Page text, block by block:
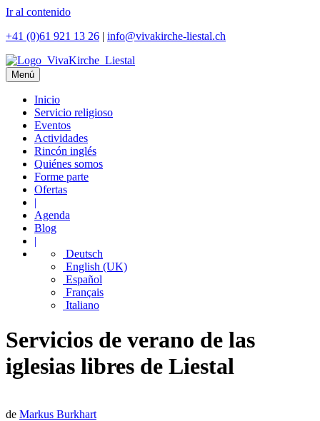
Ir al contenido
+41 (0)61 921 13 26 | info@vivakirche-liestal.ch
Menú
Inicio
Servicio religioso
Eventos
Actividades
Rincón inglés
Quiénes somos
Forme parte
Ofertas
|
Agenda
Blog
|
Deutsch
English (UK)
Español
Français
Italiano
Servicios de verano de las
iglesias libres de Liestal
de Markus Burkhart